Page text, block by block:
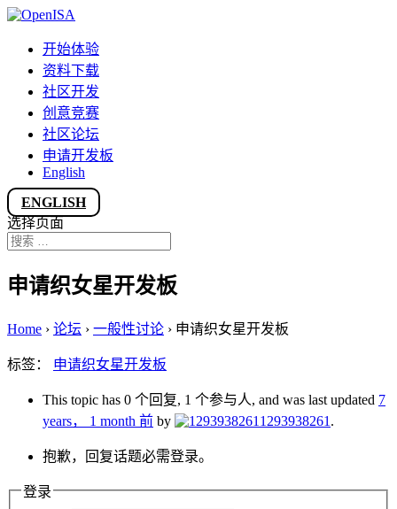
开始体验
资料下载
社区开发
创意竞赛
社区论坛
申请开发板
English
ENGLISH
选择页面
申请织女星开发板
Home › 论坛 › 一般性讨论 › 申请织女星开发板
标签： 申请织女星开发板
This topic has 0 个回复, 1 个参与人, and was last updated 7
years， 1 month 前 by 1293938261 .
抱歉，回复话题必需登录。
登录